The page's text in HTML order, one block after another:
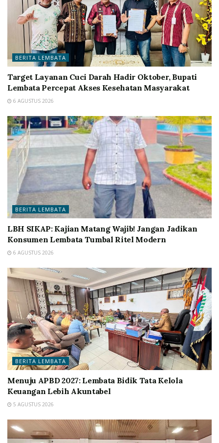
BERITA LEMBATA
Target Layanan Cuci Darah Hadir Oktober, Bupati
Lembata Percepat Akses Kesehatan Masyarakat
6 AGUSTUS 2026
BERITA LEMBATA
LBH SIKAP: Kajian Matang Wajib! Jangan Jadikan
Konsumen Lembata Tumbal Ritel Modern
6 AGUSTUS 2026
BERITA LEMBATA
Menuju APBD 2027: Lembata Bidik Tata Kelola
Keuangan Lebih Akuntabel
5 AGUSTUS 2026